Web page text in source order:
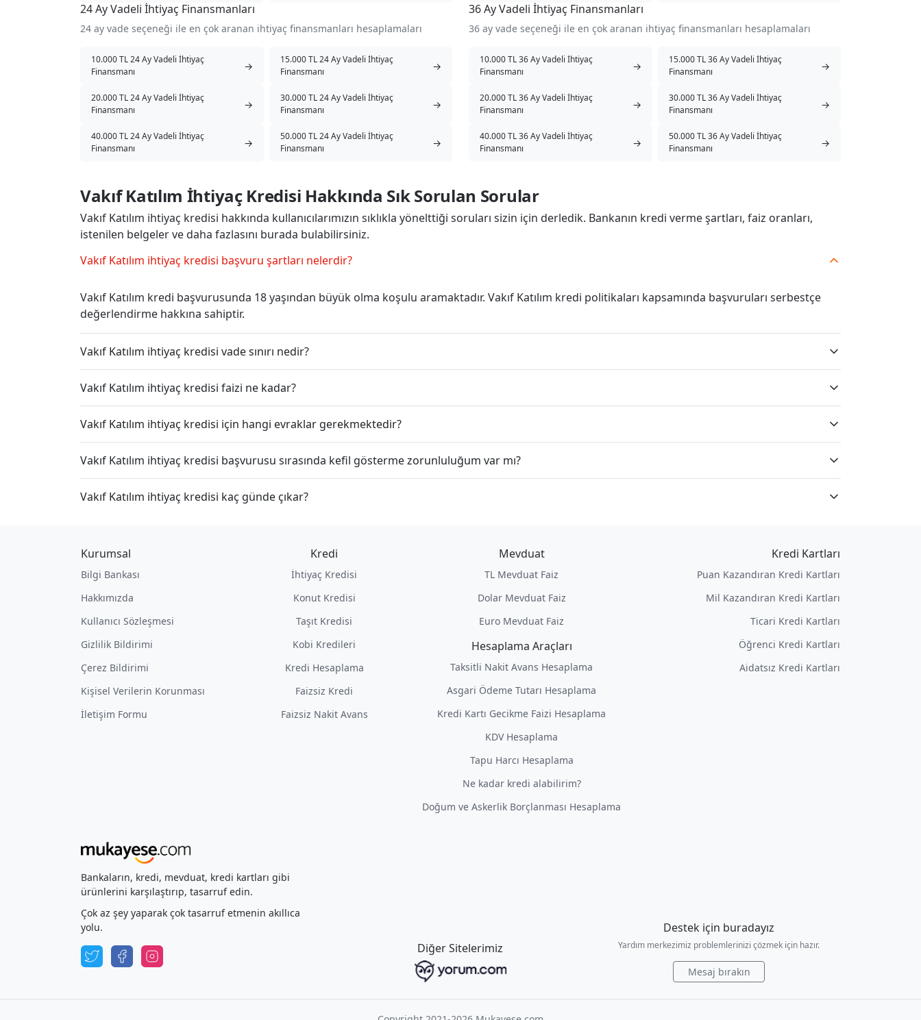
24 Ay Vadeli İhtiyaç Finansmanları
24 ay vade seçeneği ile en çok aranan ihtiyaç finansmanları hesaplamaları
10.000 TL 24 Ay Vadeli İhtiyaç
Finansmanı
→
15.000 TL 24 Ay Vadeli İhtiyaç
Finansmanı
→
20.000 TL 24 Ay Vadeli İhtiyaç
Finansmanı
→
30.000 TL 24 Ay Vadeli İhtiyaç
Finansmanı
→
40.000 TL 24 Ay Vadeli İhtiyaç
Finansmanı
→
50.000 TL 24 Ay Vadeli İhtiyaç
Finansmanı
→
36 Ay Vadeli İhtiyaç Finansmanları
36 ay vade seçeneği ile en çok aranan ihtiyaç finansmanları hesaplamaları
10.000 TL 36 Ay Vadeli İhtiyaç
Finansmanı
→
15.000 TL 36 Ay Vadeli İhtiyaç
Finansmanı
→
20.000 TL 36 Ay Vadeli İhtiyaç
Finansmanı
→
30.000 TL 36 Ay Vadeli İhtiyaç
Finansmanı
→
40.000 TL 36 Ay Vadeli İhtiyaç
Finansmanı
→
50.000 TL 36 Ay Vadeli İhtiyaç
Finansmanı
→
Vakıf Katılım İhtiyaç Kredisi Hakkında Sık Sorulan Sorular
Vakıf Katılım ihtiyaç kredisi hakkında kullanıcılarımızın sıklıkla yönelttiği soruları sizin için derledik. Bankanın kredi verme şartları, faiz oranları,
istenilen belgeler ve daha fazlasını burada bulabilirsiniz.
Vakıf Katılım ihtiyaç kredisi başvuru şartları nelerdir?
Vakıf Katılım kredi başvurusunda 18 yaşından büyük olma koşulu aramaktadır. Vakıf Katılım kredi politikaları kapsamında başvuruları serbestçe
değerlendirme hakkına sahiptir.
Vakıf Katılım ihtiyaç kredisi vade sınırı nedir?
Vakıf Katılım ihtiyaç kredisi faizi ne kadar?
Vakıf Katılım ihtiyaç kredisi için hangi evraklar gerekmektedir?
Vakıf Katılım ihtiyaç kredisi başvurusu sırasında kefil gösterme zorunluluğum var mı?
Vakıf Katılım ihtiyaç kredisi kaç günde çıkar?
Kurumsal
Bilgi Bankası
Hakkımızda
Kullanıcı Sözleşmesi
Gizlilik Bildirimi
Çerez Bildirimi
Kişisel Verilerin Korunması
İletişim Formu
Kredi
İhtiyaç Kredisi
Konut Kredisi
Taşıt Kredisi
Kobi Kredileri
Kredi Hesaplama
Faizsiz Kredi
Faizsiz Nakit Avans
Mevduat
TL Mevduat Faiz
Dolar Mevduat Faiz
Euro Mevduat Faiz
Hesaplama Araçları
Taksitli Nakit Avans Hesaplama
Asgari Ödeme Tutarı Hesaplama
Kredi Kartı Gecikme Faizi Hesaplama
KDV Hesaplama
Tapu Harcı Hesaplama
Ne kadar kredi alabilirim?
Doğum ve Askerlik Borçlanması Hesaplama
Kredi Kartları
Puan Kazandıran Kredi Kartları
Mil Kazandıran Kredi Kartları
Ticari Kredi Kartları
Öğrenci Kredi Kartları
Aidatsız Kredi Kartları
Bankaların, kredi, mevduat, kredi kartları gibi
ürünlerini karşılaştırıp, tasarruf edin.
Çok az şey yaparak çok tasarruf etmenin akıllıca
yolu.
Diğer Sitelerimiz
Destek için buradayız
Yardım merkezimiz problemlerinizi çözmek için hazır.
Mesaj bırakın